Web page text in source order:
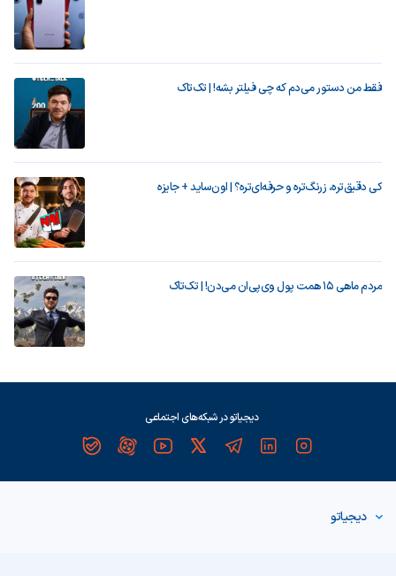
فقط من دستور می‌دم که چی فیلتر بشه! | تک‌تاک
کی دقیق‌تره، زرنگ‌تره و حرفه‌ای‌تره؟ | اون‌ساید + جایزه
مردم ماهی ۱۵ همت پول وی‌پی‌ان می‌دن! | تک‌تاک
دیجیاتو در شبکه‌های اجتماعی
دیجیاتو